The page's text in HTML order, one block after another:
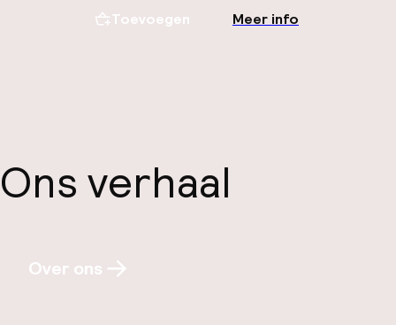
Toevoegen Meer info
Ons verhaal
Over ons